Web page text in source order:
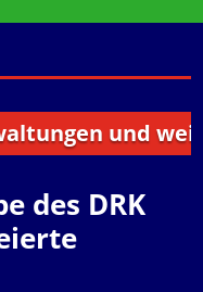
und
des DRK